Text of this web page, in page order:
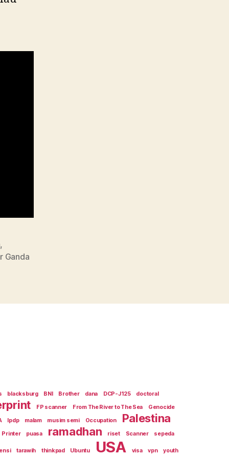
,
Ganda
blacksburg BNI Brother dana DCP-J125
doctoral
FP scanner From The River to The Sea
Genocide
lpdp malam musim semi Occupation Palestina
Printer puasa ramadhan riset Scanner sepeda
tarawih thinkpad Ubuntu USA visa vpn youth